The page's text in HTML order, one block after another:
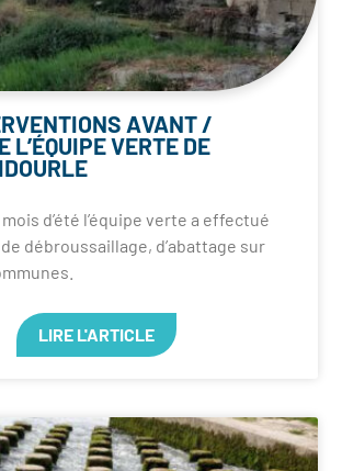
AVANT /
L’ÉQUIPE VERTE DE
d’été l’équipe verte a effectué
débroussaillage, d’abattage sur
LIRE L'ARTICLE